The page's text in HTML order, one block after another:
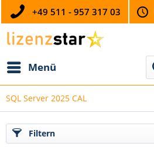
+49 511 - 957 317 03
Menü
SQL Server 2025 CAL
Filtern